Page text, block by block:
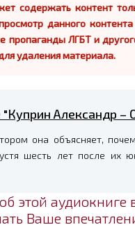
содержать контент
данного
пропаганды ЛГБТ и
удаления материала.
Александр –
она объясняет,
шесть лет после их
этой
Ваше